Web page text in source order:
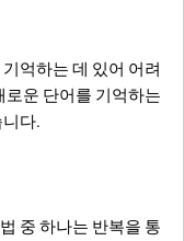
억하는 데 있어 어려
로운 단어를 기억하는
다.
중 하나는 반복을 통